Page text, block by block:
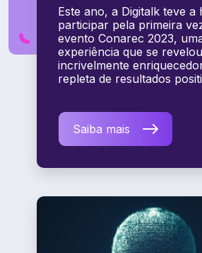
Este ano, a Digitalk teve a
participar pela primeira
evento Conarec 2023,
experiência que se revelou
incrivelmente
repleta de resultados
Saiba mais